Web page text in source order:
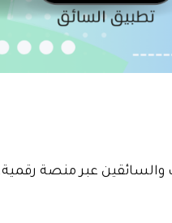
والسائقين عبر منصة